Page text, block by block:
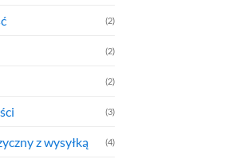
(2)
(2)
(2)
(3)
z wysyłką (4)